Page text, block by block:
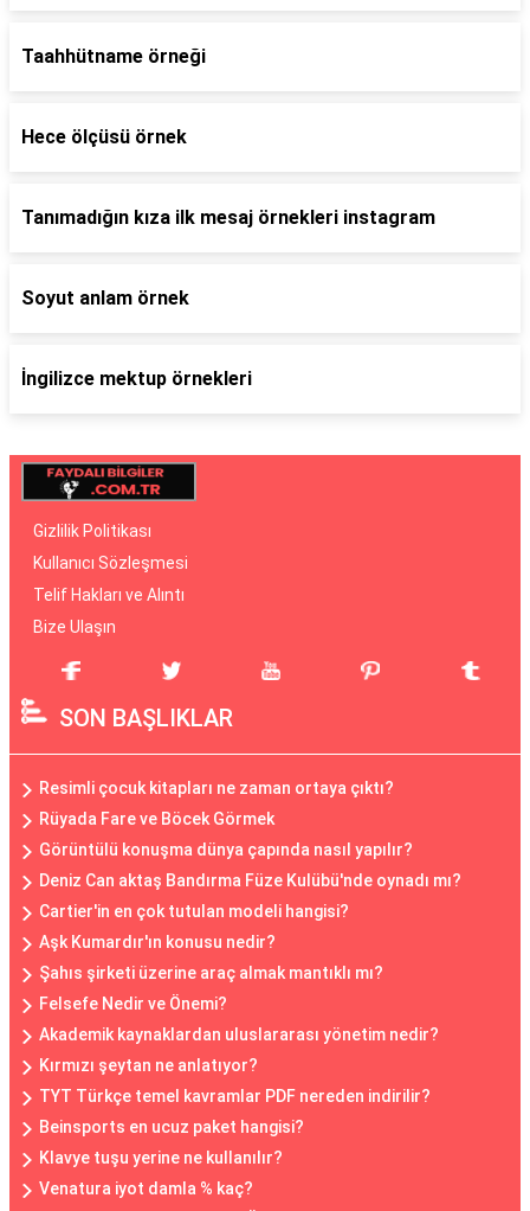
Taahhütname örneği
Hece ölçüsü örnek
Tanımadığın kıza ilk mesaj örnekleri instagram
Soyut anlam örnek
İngilizce mektup örnekleri
Gizlilik Politikası
Kullanıcı Sözleşmesi
Telif Hakları ve Alıntı
Bize Ulaşın
SON BAŞLIKLAR
Resimli çocuk kitapları ne zaman ortaya çıktı?
Rüyada Fare ve Böcek Görmek
Görüntülü konuşma dünya çapında nasıl yapılır?
Deniz Can aktaş Bandırma Füze Kulübü'nde oynadı mı?
Cartier'in en çok tutulan modeli hangisi?
Aşk Kumardır'ın konusu nedir?
Şahıs şirketi üzerine araç almak mantıklı mı?
Felsefe Nedir ve Önemi?
Akademik kaynaklardan uluslararası yönetim nedir?
Kırmızı şeytan ne anlatıyor?
TYT Türkçe temel kavramlar PDF nereden indirilir?
Beinsports en ucuz paket hangisi?
Klavye tuşu yerine ne kullanılır?
Venatura iyot damla % kaç?